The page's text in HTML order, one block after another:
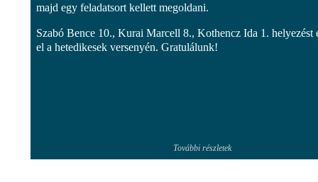
majd egy feladatsort kellett megoldani.
Szabó Bence 10., Kurai Marcell 8., Kothencz Ida 1. helyezést
el a hetedikesek versenyén. Gratulálunk!
További részletek